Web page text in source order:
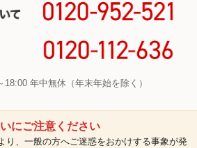
18:00 年中無休（年末年始を除く）
にご注意ください
り、一般の方へご迷惑をおかけする事象が発